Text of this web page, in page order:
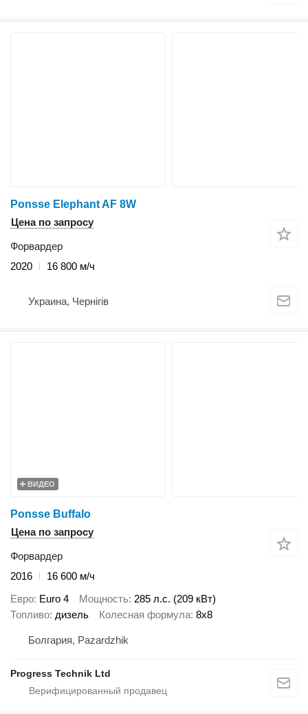
Ponsse Elephant AF 8W
Цена по запросу
Форвардер
2020
16 800 м/ч
Украина, Чернігів
ВИДЕО
Ponsse Buffalo
Цена по запросу
Форвардер
2016
16 600 м/ч
Евро Euro 4 Мощность 285 л.с. (209 кВт)
Топливо дизель Колесная формула 8x8
Болгария, Pazardzhik
Progress Technik Ltd